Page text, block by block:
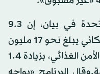
وقال البرنامج التابع للأمم المتحدة في بيان، إن 3.‏9
مليون سوري - من أصل تعداد سكاني يبلغ نحو 17 مليون
نسمة - صاروا يعانون من انعدام الأمن الغذائي، بزيادة 4.‏1